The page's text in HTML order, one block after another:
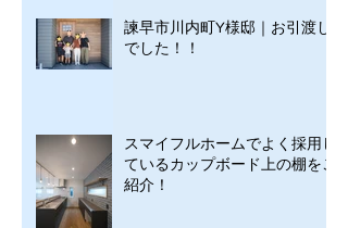
諫早市川内町Y様邸｜お引渡し
でした！！
スマイフルホームでよく採用し
ているカップボード上の棚をご
紹介！